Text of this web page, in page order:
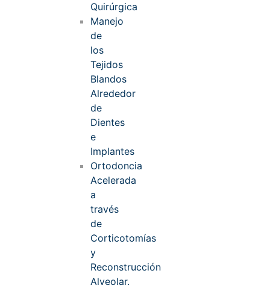
Quirúrgica
Manejo
de
los
Tejidos
Blandos
Alrededor
de
Dientes
e
Implantes
Ortodoncia
Acelerada
a
través
de
Corticotomías
y
Reconstrucción
Alveolar.